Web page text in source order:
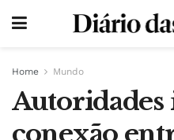
Home Mundo
Autoridades
conexão